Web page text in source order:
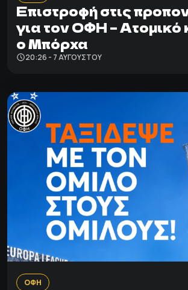
Επιστροφή στις
για τον ΟΦΗ – Ατομικό
ο Μπόρχα
20:26 - 7 ΑΥΓΟΎΣΤΟΥ
ΟΦΗ